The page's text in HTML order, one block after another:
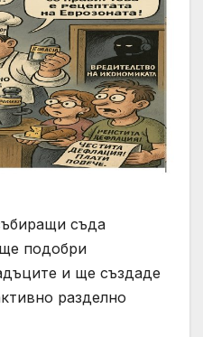
съда
подобри
и ще създаде
разделно